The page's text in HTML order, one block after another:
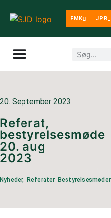
FMK JPR
20. September 2023
Referat,
bestyrelsesmøde
20. aug
2023
Nyheder, Referater Bestyrelsesmøder